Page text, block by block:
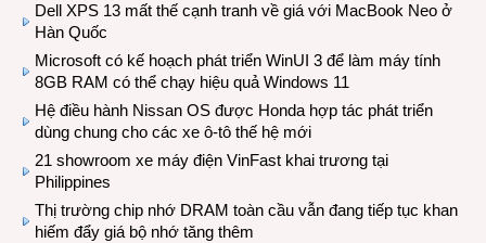
Dell XPS 13 mất thế cạnh tranh về giá với MacBook Neo ở
Hàn Quốc
Microsoft có kế hoạch phát triển WinUI 3 để làm máy tính
8GB RAM có thể chạy hiệu quả Windows 11
Hệ điều hành Nissan OS được Honda hợp tác phát triển
dùng chung cho các xe ô-tô thế hệ mới
21 showroom xe máy điện VinFast khai trương tại
Philippines
Thị trường chip nhớ DRAM toàn cầu vẫn đang tiếp tục khan
hiếm đẩy giá bộ nhớ tăng thêm